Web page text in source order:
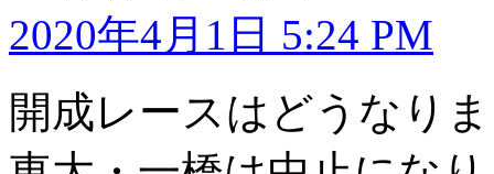
2020年4月1日 5:24 PM
開成レースはどうなり